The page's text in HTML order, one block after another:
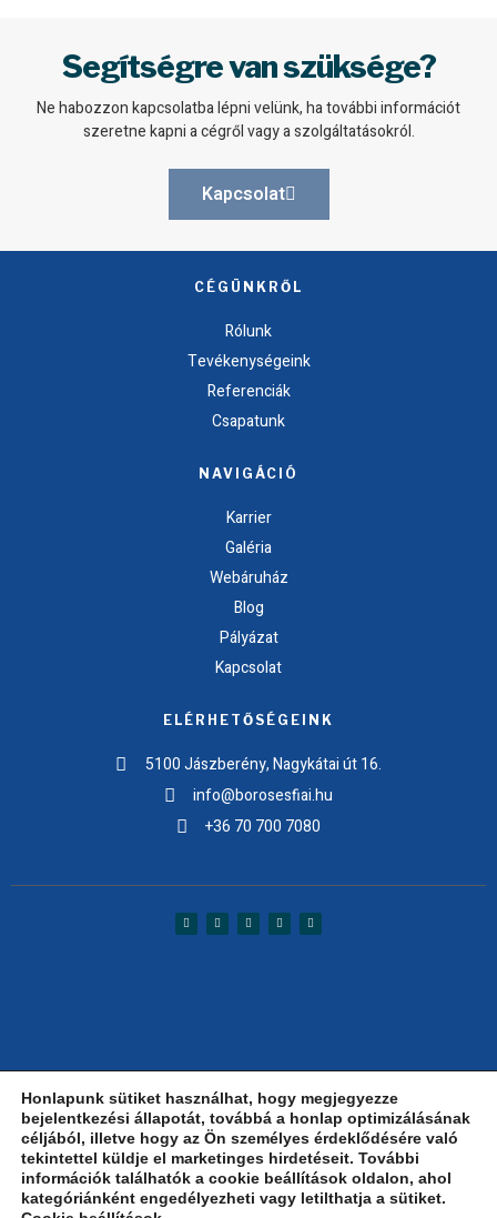
Segítségre van szüksége?
Ne habozzon kapcsolatba lépni velünk, ha további információt
szeretne kapni a cégről vagy a szolgáltatásokról.
Kapcsolat
CÉGÜNKRŐL
Rólunk
Tevékenységeink
Referenciák
Csapatunk
NAVIGÁCIÓ
Karrier
Galéria
Webáruház
Blog
Pályázat
Kapcsolat
ELÉRHETŐSÉGEINK
5100 Jászberény, Nagykátai út 16.
info@borosesfiai.hu
+36 70 700 7080
Adatkezelési tájékoztatóÁVSZF
Copyright © 2024 BOROS ÉS FIAI Villamosipari Kft. – Minden jog fenntartva!
Honlapunk sütiket használhat, hogy megjegyezze
bejelentkezési állapotát, továbbá a honlap optimizálásának
céljából, illetve hogy az Ön személyes érdeklődésére való
tekintettel küldje el marketinges hirdetéseit. További
információk találhatók a cookie beállítások oldalon, ahol
kategóriánként engedélyezheti vagy letilthatja a sütiket.